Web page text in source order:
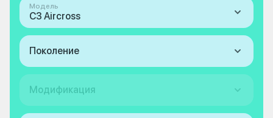
Модель
C3 Aircross
Поколение
Модификация